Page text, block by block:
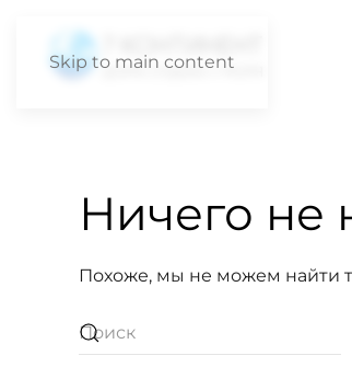
Skip to main content
Ничего не
Похоже, мы не можем найти